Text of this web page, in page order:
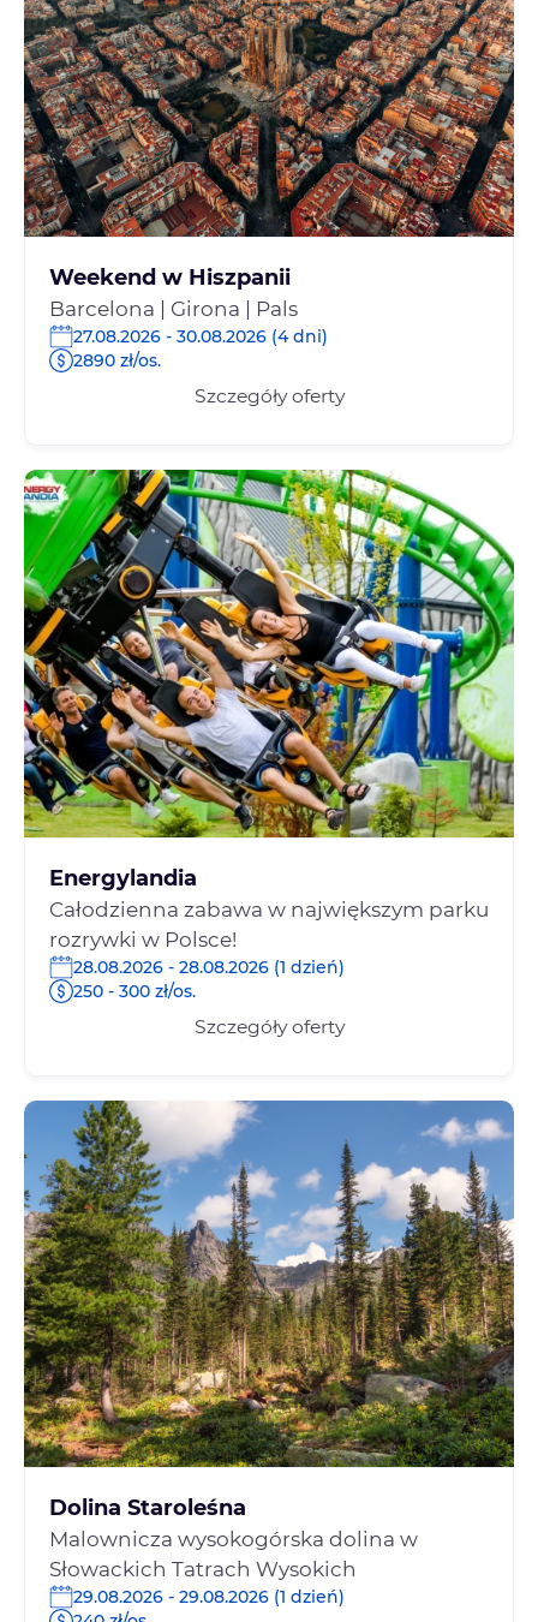
Weekend w Hiszpanii
Barcelona | Girona | Pals
27.08.2026 - 30.08.2026 (4 dni)
2890 zł/os.
Szczegóły oferty
Energylandia
Całodzienna zabawa w największym parku
rozrywki w Polsce!
28.08.2026 - 28.08.2026 (1 dzień)
250 - 300 zł/os.
Szczegóły oferty
Dolina Staroleśna
Malownicza wysokogórska dolina w
Słowackich Tatrach Wysokich
29.08.2026 - 29.08.2026 (1 dzień)